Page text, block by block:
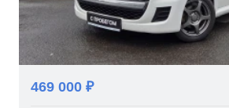
469 000 ₽